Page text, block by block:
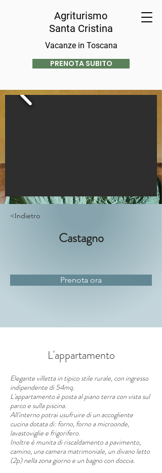
Agriturismo
Santa Cristina
Vacanze in Toscana
PRENOTA SUBITO
<Indietro
Castagno
Prenota ora
L'appartamento
Elegante villetta in tipico stile rurale, con ingresso
indipendente di 54mq.
L'appartamento è posta al piano terra con vista sul
parco e sulla piscina.
All'interno potrai usufruire di un accogliente
cucina dotata di: forno, forno a microonde,
lavastoviglie e frigorifero.
Inoltre è munita di riscaldamento a pavimento,
camino, una camera matrimoniale, un divano letto
(2p) nella zona giorno e un bagno con doccia.